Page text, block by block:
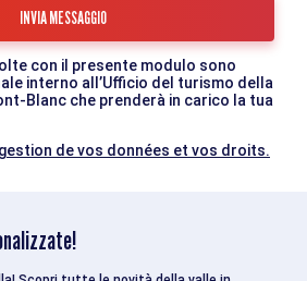
con il presente modulo sono
interno all’Ufficio del turismo della
Blanc che prenderà in carico la tua
de vos données et vos droits.